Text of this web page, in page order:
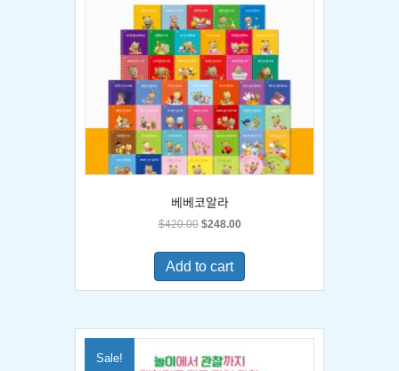
베베코알라
$420.00 Original
was:
$420.00.
$248.00Current
is:
Add to cart
Sale!